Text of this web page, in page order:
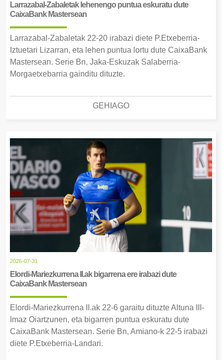
Larrazabal-Zabaletak lehenengo puntua eskuratu dute
CaixaBank Mastersean
Larrazabal-Zabaletak 22-20 irabazi diete P.Etxeberria-
Iztuetari Lizarran, eta lehen puntua lortu dute CaixaBank
Mastersean. Serie Bn, Jaka-Eskuzak Salaberria-
Morgaetxebarria gainditu dituzte.
GEHIAGO
2026-07-31
Elordi-Mariezkurrena II.ak bigarrena ere irabazi dute
CaixaBank Mastersean
Elordi-Mariezkurrena II.ak 22-6 garaitu dituzte Altuna III-
Imaz Oiartzunen, eta bigarren puntua eskuratu dute
CaixaBank Mastersean. Serie Bn, Amiano-k 22-5 irabazi
diete P.Etxeberria-Landari.